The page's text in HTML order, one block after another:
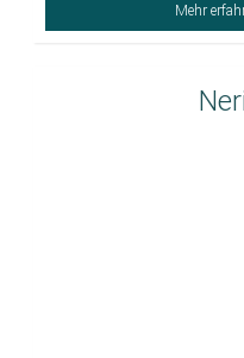
Mehr
Neri